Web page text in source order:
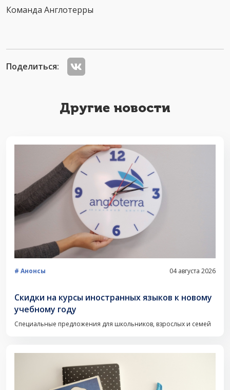
Команда Англотерры
Поделиться:
Другие новости
Анонсы 04 августа 2026
Скидки на курсы иностранных языков к новому
учебному году
Специальные предложения для школьников, взрослых и семей